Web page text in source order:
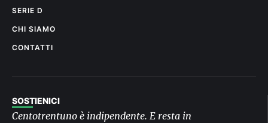
SERIE D
CHI SIAMO
CONTATTI
SOSTIENICI
Centotrentuno è indipendente. E resta in